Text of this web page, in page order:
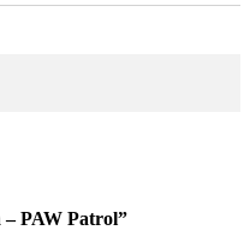
PAW Patrol”